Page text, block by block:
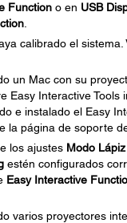
Function o en USB
calibrado el sistema.
un Mac con su
Easy Interactive Tools
e instalado el Easy
la página de soporte
los ajustes Modo Lápiz
estén configurados
Easy Interactive
varios proyectores